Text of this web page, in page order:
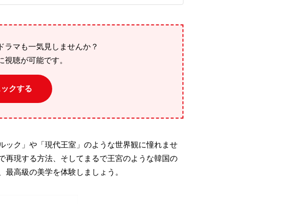
ラマも一気見しませんか？
聴が可能です。
クする
ック」や「現代王室」のような世界観に憧れませ
再現する方法、そしてまるで王宮のような韓国の
高級の美学を体験しましょう。